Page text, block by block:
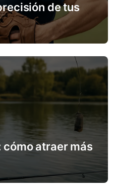
de tus
cómo atraer más